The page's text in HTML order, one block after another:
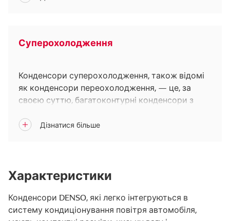
Суперохолодження
Конденсори суперохолодження, також відомі
як конденсори переохолодження, — це, за
своєю суттю, багатоконтурні конденсори з
модулятором. Конденсор цього типу ділиться
Характеристики
Конденсори DENSO, які легко інтегруються в
систему кондиціонування повітря автомобіля,